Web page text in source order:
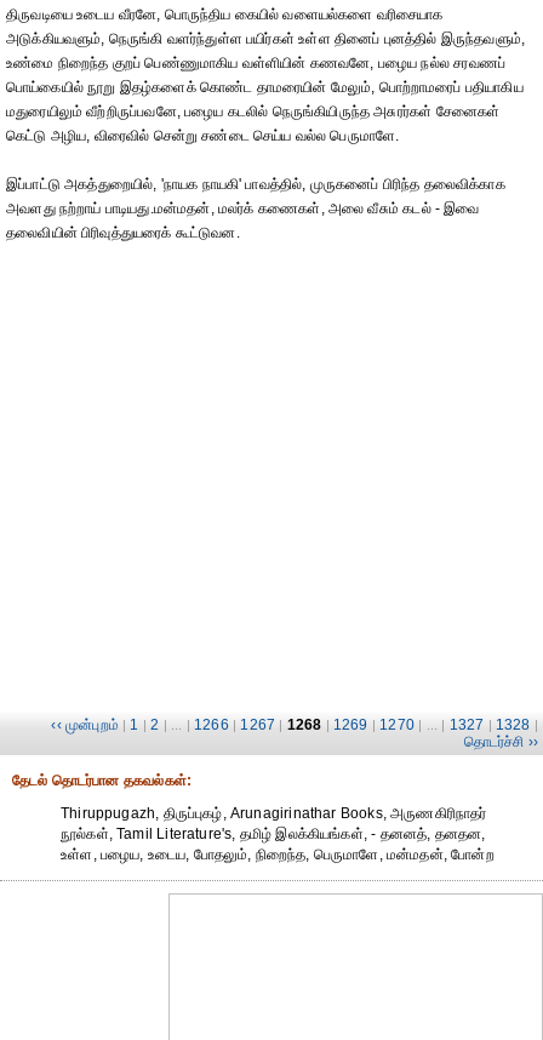
திருவடியை உடைய வீரனே, பொருந்திய கையில் வளையல்களை வரிசையாக
அடுக்கியவளும், நெருங்கி வளர்ந்துள்ள பயிர்கள் உள்ள தினைப் புனத்தில் இருந்தவளும்,
உண்மை நிறைந்த குறப் பெண்ணுமாகிய வள்ளியின் கணவனே, பழைய நல்ல சரவணப்
பொய்கையில் நூறு இதழ்களைக் கொண்ட தாமரையின் மேலும், பொற்றாமரைப் பதியாகிய
மதுரையிலும் வீற்றிருப்பவனே, பழைய கடலில் நெருங்கியிருந்த அசுரர்கள் சேனைகள்
கெட்டு அழிய, விரைவில் சென்று சண்டை செய்ய வல்ல பெருமாளே.
இப்பாட்டு அகத்துறையில், 'நாயக நாயகி' பாவத்தில், முருகனைப் பிரிந்த தலைவிக்காக
அவளது நற்றாய் பாடியது.மன்மதன், மலர்க் கணைகள், அலை வீசும் கடல் - இவை
தலைவியின் பிரிவுத்துயரைக் கூட்டுவன.
‹‹ முன்புறம் | 1 | 2 | ... | 1266 | 1267 | 1268 | 1269 | 1270 | ... | 1327 | 1328 |
தொடர்ச்சி ››
தேட‌ல் தொட‌ர்பான தகவ‌ல்க‌ள்:
Thiruppugazh, திருப்புகழ், Arunagirinathar Books, அருணகிரிநாதர்
நூல்கள், Tamil Literature's, தமிழ் இலக்கியங்கள், - தனனத், தனதன,
உள்ள, பழைய, உடைய, போதலும், நிறைந்த, பெருமாளே, மன்மதன், போன்ற